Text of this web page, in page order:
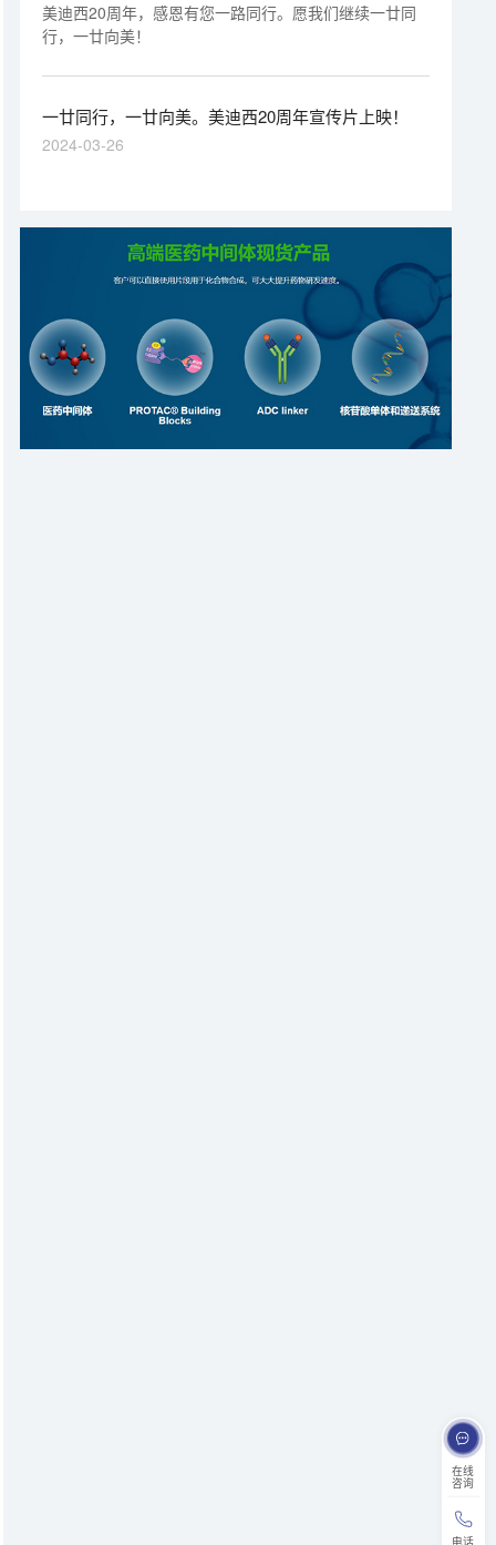
在线
咨询
电话
美迪西20周年，感恩有您一路同行。愿我们继续一廿同
行，一廿向美！
一廿同行，一廿向美。美迪西20周年宣传片上映！
2024-03-26